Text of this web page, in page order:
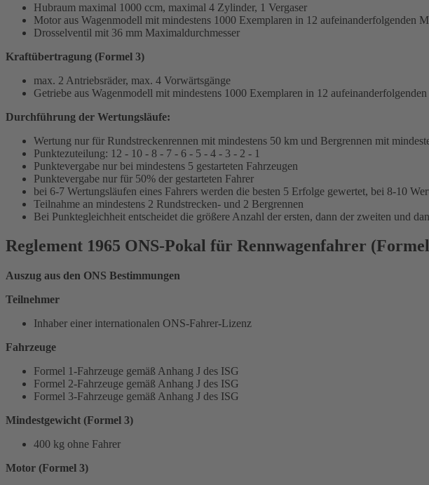
Hubraum maximal 1000 ccm, maximal 4 Zylinder, 1 Vergaser
Motor aus Wagenmodell mit mindestens 1000 Exemplaren in 12 aufeinanderfolgenden
Drosselventil mit 36 mm Maximaldurchmesser
Kraftübertragung (Formel 3)
max. 2 Antriebsräder, max. 4 Vorwärtsgänge
Getriebe aus Wagenmodell mit mindestens 1000 Exemplaren in 12
Durchführung der Wertungsläufe:
Wertung nur für Rundstreckenrennen mit mindestens 50 km und Bergrennen mit
Punktezuteilung: 12 - 10 - 8 - 7 - 6 - 5 - 4 - 3 - 2 - 1
Punktevergabe nur bei mindestens 5 gestarteten Fahrzeugen
Punktevergabe nur für 50% der gestarteten Fahrer
bei 6-7 Wertungsläufen eines Fahrers werden die besten 5 Erfolge gewertet, bei 8-10
Teilnahme an mindestens 2 Rundstrecken- und 2 Bergrennen
Bei Punktegleichheit entscheidet die größere Anzahl der ersten, dann der zweiten und
Reglement 1965 ONS-Pokal für Rennwagenfahrer
Auszug aus den ONS Bestimmungen
Teilnehmer
Inhaber einer internationalen ONS-Fahrer-Lizenz
Fahrzeuge
Formel 1-Fahrzeuge gemäß Anhang J des ISG
Formel 2-Fahrzeuge gemäß Anhang J des ISG
Formel 3-Fahrzeuge gemäß Anhang J des ISG
Mindestgewicht (Formel 3)
400 kg ohne Fahrer
Motor (Formel 3)